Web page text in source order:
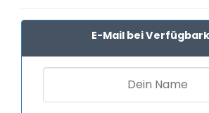
E-Mail bei